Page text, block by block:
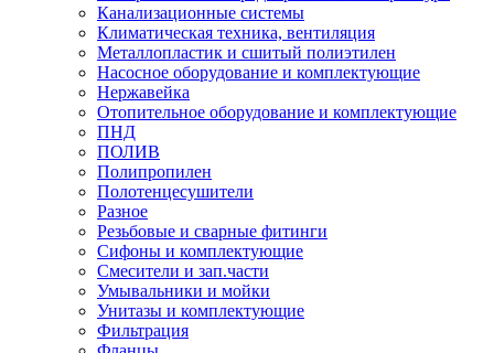
Канализационные системы
Климатическая техника, вентиляция
Металлопластик и сшитый полиэтилен
Насосное оборудование и комплектующие
Нержавейка
Отопительное оборудование и комплектующие
ПНД
ПОЛИВ
Полипропилен
Полотенцесушители
Разное
Резьбовые и сварные фитинги
Сифоны и комплектующие
Смесители и зап.части
Умывальники и мойки
Унитазы и комплектующие
Фильтрация